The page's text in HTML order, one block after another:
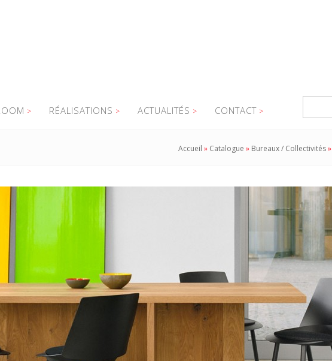
RÉALISATIONS ACTUALITÉS CONTACT
Accueil » Catalogue » Bureaux / Collectivités»